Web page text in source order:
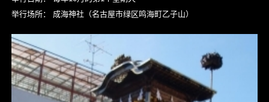
举行场所： 成海神社（名古屋市绿区鸣海町乙子山）